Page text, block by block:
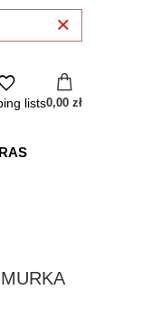
lists0,00 zł